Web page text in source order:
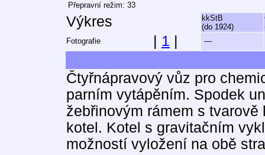
Přepravní režim: 33
Výkres
kkStB
(do 1924)
Fotografie
1 —
Čtyřnápravový vůz pro
parním vytápěním. Spodek
žebřinovým rámem s
kotel. Kotel s gravitačním
možností vyložení na obě